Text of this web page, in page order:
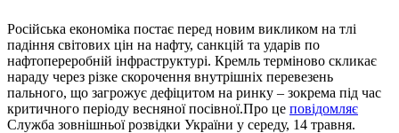
Російська економіка постає перед новим викликом на тлі
падіння світових цін на нафту, санкцій та ударів по
нафтопереробній інфраструктурі. Кремль терміново скликає
нараду через різке скорочення внутрішніх перевезень
пального, що загрожує дефіцитом на ринку – зокрема під час
критичного періоду весняної посівної.Про це повідомляє
Служба зовнішньої розвідки України у середу, 14 травня.